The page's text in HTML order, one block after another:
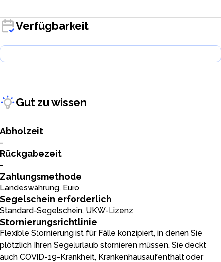
Verfügbarkeit
Gut zu wissen
Abholzeit
-
Rückgabezeit
-
Zahlungsmethode
Landeswährung, Euro
Segelschein erforderlich
Standard-Segelschein, UKW-Lizenz
Stornierungsrichtlinie
Flexible Stornierung ist für Fälle konzipiert, in denen Sie
plötzlich Ihren Segelurlaub stornieren müssen. Sie deckt
auch COVID-19-Krankheit, Krankenhausaufenthalt oder